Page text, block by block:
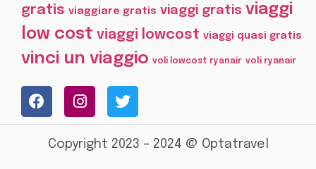
gratis viaggiare gratis viaggi gratis viaggi
low cost viaggi lowcost viaggi quasi gratis
vinci un viaggio voli lowcost ryanair voli ryanair
Copyright 2023 – 2024 @ Optatravel